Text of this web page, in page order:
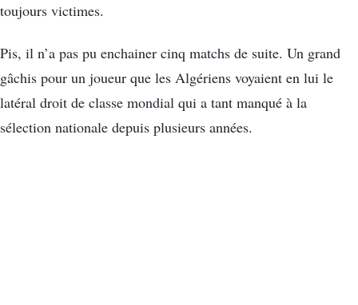
toujours victimes.
Pis, il n’a pas pu enchainer cinq matchs de suite. Un grand
gâchis pour un joueur que les Algériens voyaient en lui le
latéral droit de classe mondial qui a tant manqué à la
sélection nationale depuis plusieurs années.